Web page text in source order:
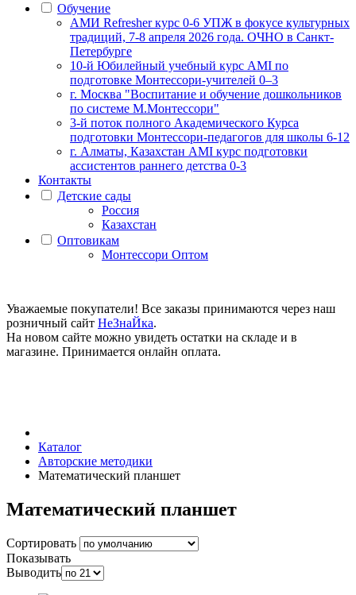
Обучение
АМИ Refresher курс 0-6 УПЖ в фокусе культурных
традиций, 7-8 апреля 2026 года. ОЧНО в Санкт-
Петербурге
10-й Юбилейный учебный курс AMI по
подготовке Монтессори-учителей 0–3
г. Москва "Воспитание и обучение дошкольников
по системе М.Монтессори"
3-й поток полного Академического Курса
подготовки Монтессори-педагогов для школы 6-12
г. Алматы, Казахстан AMI курс подготовки
ассистентов раннего детства 0-3
Контакты
Детские сады
Россия
Казахстан
Оптовикам
Монтессори Оптом
Уважаемые покупатели! Все заказы принимаются через наш
розничный сайт НеЗнаЙка.
На новом сайте можно увидеть остатки на складе и в
магазине. Принимается онлайн оплата.
Каталог
Авторские методики
Математический планшет
Математический планшет
Сортировать
Показывать
Выводить